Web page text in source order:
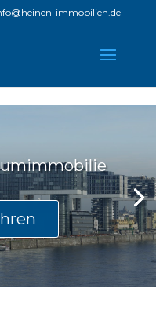
immobilien.de